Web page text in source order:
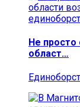
Не просто
област…